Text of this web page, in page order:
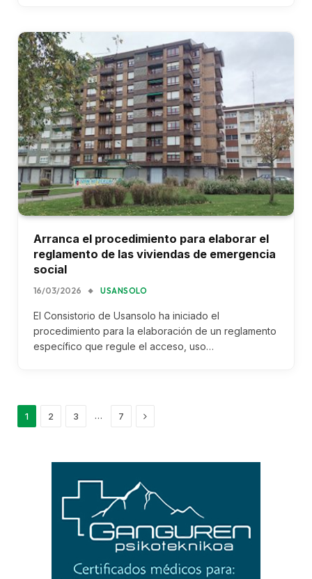
Arranca el procedimiento para elaborar el
reglamento de las viviendas de emergencia
social
16/03/2026 USANSOLO
El Consistorio de Usansolo ha iniciado el
procedimiento para la elaboración de un reglamento
específico que regule el acceso, uso…
1 2 3 … 7 Next